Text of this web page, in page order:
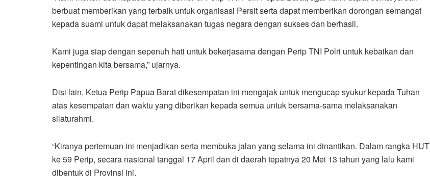
berbuat memberikan yang terbaik untuk organisasi Persit serta dapat memberikan dorongan semangat
kepada suami untuk dapat melaksanakan tugas negara dengan sukses dan berhasil.
Kami juga siap dengan sepenuh hati untuk bekerjasama dengan Perip TNI Polri untuk kebaikan dan
kepentingan kita bersama,” ujarnya.
Disi lain, Ketua Perip Papua Barat dikesempatan ini mengajak untuk mengucap syukur kepada Tuhan
atas kesempatan dan waktu yang diberikan kepada semua untuk bersama-sama melaksanakan
silaturahmi.
“Kiranya pertemuan ini menjadikan serta membuka jalan yang selama ini dinantikan. Dalam rangka HUT
ke 59 Perip, secara nasional tanggal 17 April dan di daerah tepatnya 20 Mei 13 tahun yang lalu kami
dibentuk di Provinsi ini.